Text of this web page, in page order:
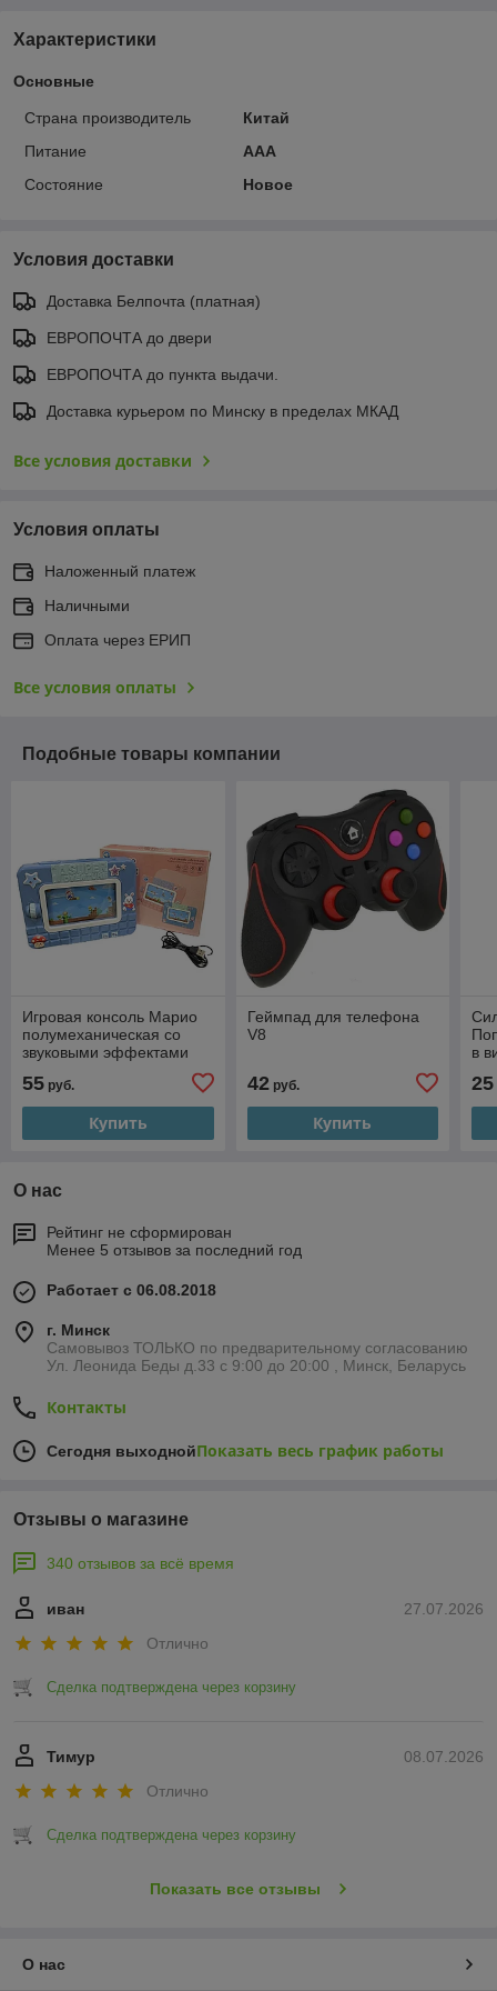
Характеристики
Основные
Страна производитель
Китай
Питание
AAA
Состояние
Новое
Условия доставки
Доставка Белпочта (платная)
ЕВРОПОЧТА до двери
ЕВРОПОЧТА до пункта выдачи.
Доставка курьером по Минску в пределах МКАД
Все условия доставки
Условия оплаты
Наложенный платеж
Наличными
Оплата через ЕРИП
Все условия оплаты
Подобные товары компании
Игровая консоль Марио
полумеханическая со
звуковыми эффектами
55 руб.
Купить
Геймпад для телефона
V8
42руб.
Купить
в
25
О нас
Рейтинг не сформирован
Менее 5 отзывов за последний год
Работает с 06.08.2018
г. Минск
Самовывоз ТОЛЬКО по предварительному согласованию
Ул. Леонида Беды д.33 с 9:00 до 20:00 , Минск, Беларусь
Контакты
Сегодня выходнойПоказать весь график работы
Отзывы о магазине
340 отзывов за всё время
27.07.2026
иван
Отлично
Сделка подтверждена через корзину
08.07.2026
Тимур
Отлично
Сделка подтверждена через корзину
Показать все отзывы
О нас